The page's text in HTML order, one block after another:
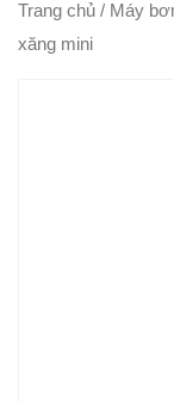
Trang chủ / Máy
xăng mini